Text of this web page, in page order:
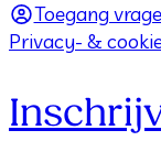
Toegang
Privacy- &